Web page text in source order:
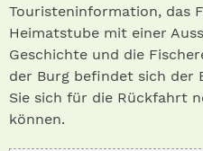
Touristeninformation, das
Heimatstube mit einer
Geschichte und die
der Burg befindet sich der
Sie sich für die Rückfahrt
können.